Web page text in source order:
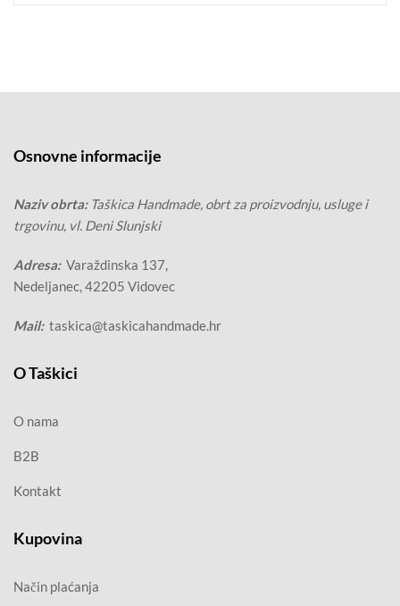
Osnovne informacije
Naziv obrta: Taškica Handmade, obrt za proizvodnju, usluge i
trgovinu, vl. Deni Slunjski
Adresa:Varaždinska 137,
Nedeljanec, 42205 Vidovec
Mail: taskica@taskicahandmade.hr
O Taškici
O nama
B2B
Kontakt
Kupovina
Način plaćanja